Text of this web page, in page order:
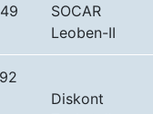
SOCAR
Leoben-II
Diskont